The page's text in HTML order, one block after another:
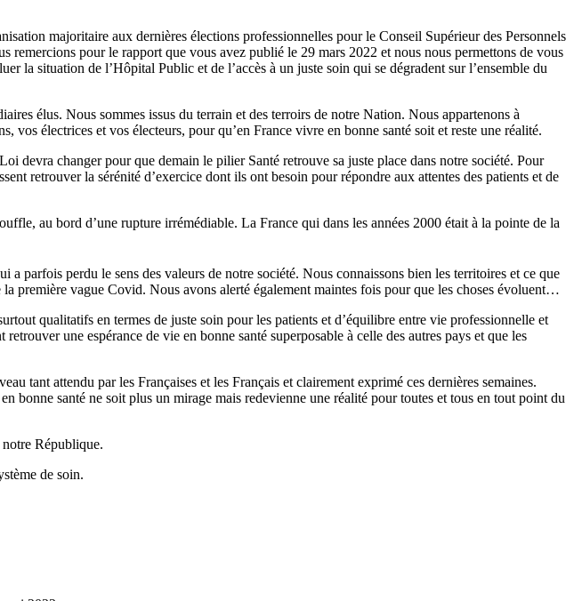
majoritaire aux dernières élections professionnelles pour le Conseil Supérieur des Personnels
pour le rapport que vous avez publié le 29 mars 2022 et nous nous permettons de vous
la situation de l’Hôpital Public et de l’accès à un juste soin qui se dégradent sur l’ensemble du
élus. Nous sommes issus du terrain et des terroirs de notre Nation. Nous appartenons à
électrices et vos électeurs, pour qu’en France vivre en bonne santé soit et reste une réalité.
devra changer pour que demain le pilier Santé retrouve sa juste place dans notre société. Pour
retrouver la sérénité d’exercice dont ils ont besoin pour répondre aux attentes des patients et de
au bord d’une rupture irrémédiable. La France qui dans les années 2000 était à la pointe de la
parfois perdu le sens des valeurs de notre société. Nous connaissons bien les territoires et ce que
première vague Covid. Nous avons alerté également maintes fois pour que les choses évoluent…
qualitatifs en termes de juste soin pour les patients et d’équilibre entre vie professionnelle et
une espérance de vie en bonne santé superposable à celle des autres pays et que les
tant attendu par les Françaises et les Français et clairement exprimé ces dernières semaines.
bonne santé ne soit plus un mirage mais redevienne une réalité pour toutes et tous en tout point du
République.
de soin.